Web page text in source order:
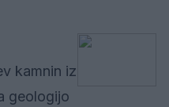
kamnin iz
geologijo